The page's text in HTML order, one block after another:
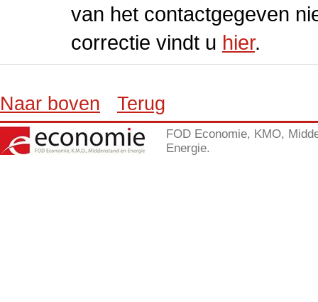
van het contactgegeven
correctie vindt u hier.
Naar boven Terug
FOD Economie, KMO,
Energie.